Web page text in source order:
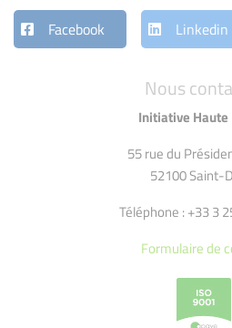
Nous
Initiative Haute
55 rue du
52100 Saint-
Téléphone : +33 3
Formulaire de
Facebook Linkedin